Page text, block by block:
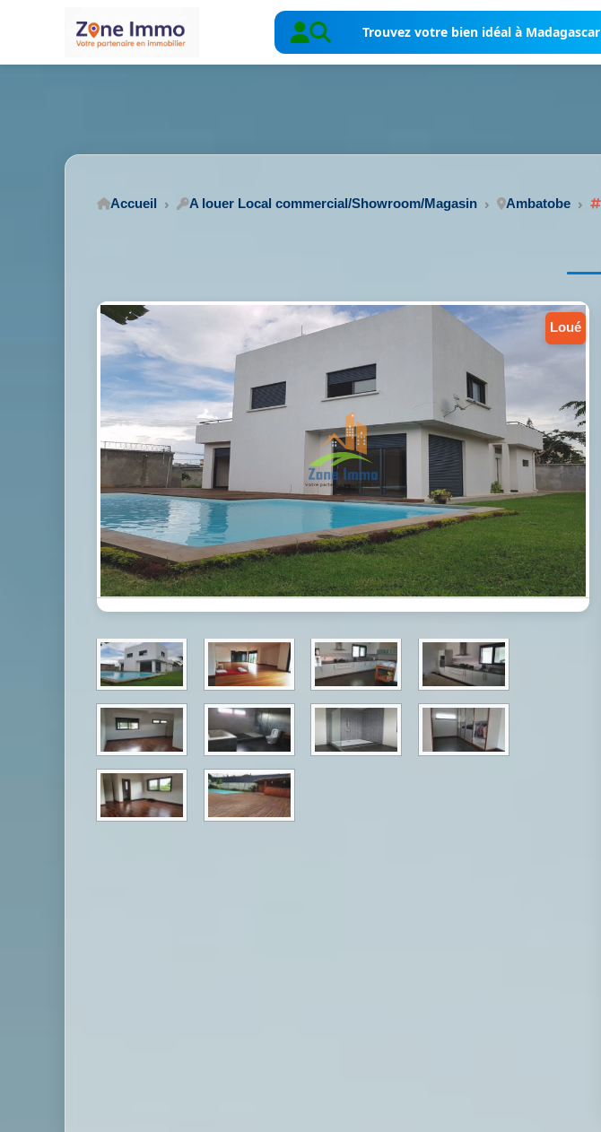
Trouvez votre bien idéal à Madagascar
Accueil A louer Local commercial/Showroom/Magasin Ambatobe
loué